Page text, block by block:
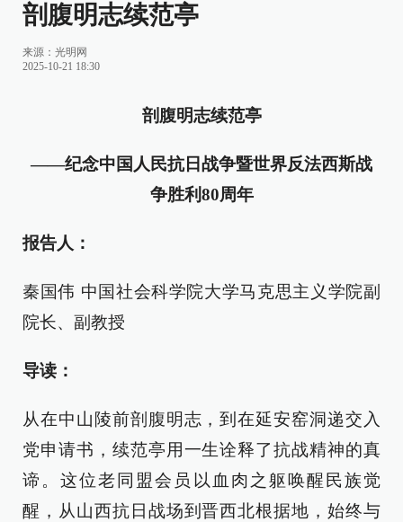
剖腹明志续范亭
来源： 光明网
2025-10-21 18:30
剖腹明志续范亭
——纪念中国人民抗日战争暨世界反法西斯战
争胜利80周年
报告人：
秦国伟 中国社会科学院大学马克思主义学院副
院长、副教授
导读：
从在中山陵前剖腹明志，到在延安窑洞递交入
党申请书，续范亭用一生诠释了抗战精神的真
谛。这位老同盟会员以血肉之躯唤醒民族觉
醒，从山西抗日战场到晋西北根据地，始终与